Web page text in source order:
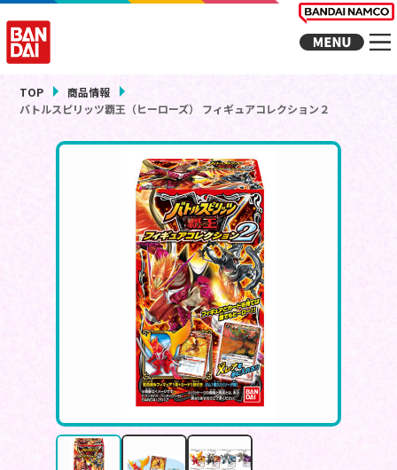
TOP
商品情報
バトルスピリッツ覇王（ヒーローズ） フィギュアコレクション２